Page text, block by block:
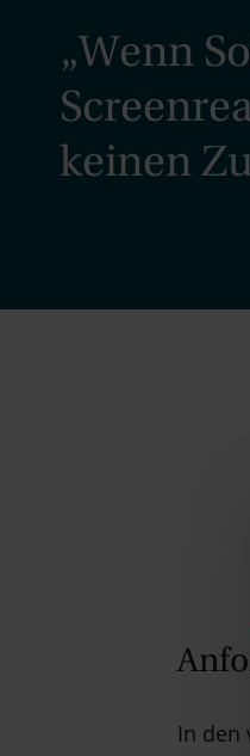
„Wenn
keinen
In den